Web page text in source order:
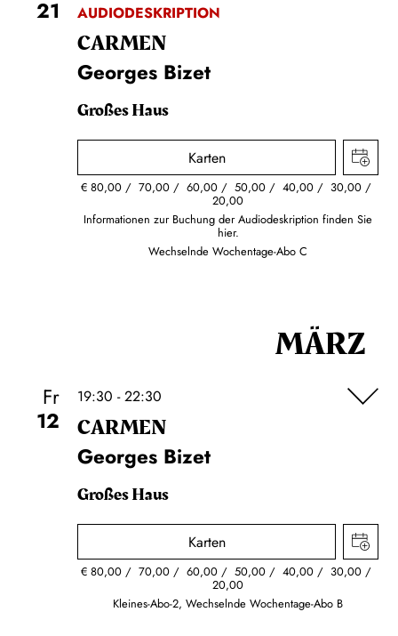
21
AUDIODESKRIPTION
CARMEN
Georges Bizet
Großes Haus
Karten
€80,00 70,00 60,00 50,00 40,00 30,00
20,00
Informationen zur Buchung der Audiodeskription finden Sie
hier.
Wechselnde Wochentage-Abo C
MÄRZ
Fr
12
19:30 - 22:30
CARMEN
Georges Bizet
Großes Haus
Karten
€80,00 70,00 60,00 50,00 40,00 30,00
20,00
Kleines-Abo-2, Wechselnde Wochentage-Abo B